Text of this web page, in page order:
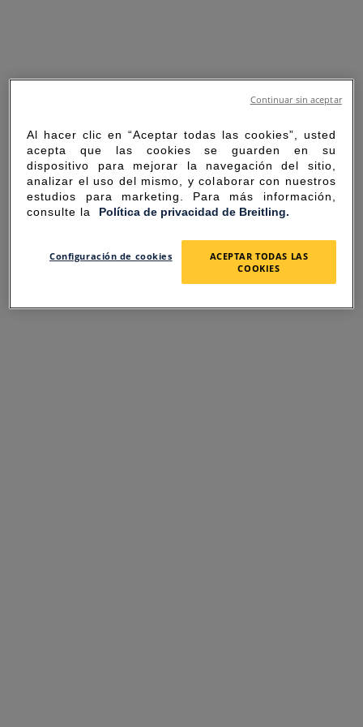
SORRY FOR THE
INCONVENIENCE
Al hacer clic en “Aceptar todas las cookies”, usted
acepta que las cookies se guarden en su
dispositivo para mejorar la navegación del sitio,
analizar el uso del mismo, y colaborar con nuestros
estudios para marketing. Para más información,
consulte la Política de privacidad de Breitling.
Configuración de cookies
ACEPTAR TODAS LAS
COOKIES
Continuar sin aceptar